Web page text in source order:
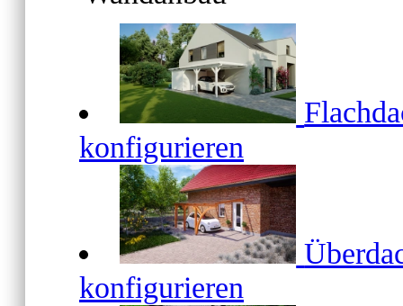
konfigurieren
konfigurieren